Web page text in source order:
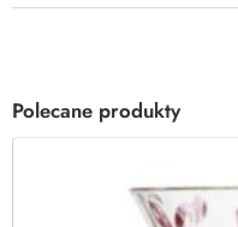
Polecane produkty